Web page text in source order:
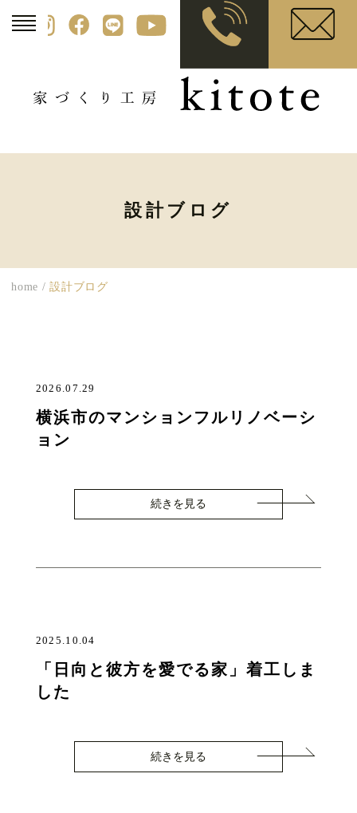
設計ブログ
home /設計ブログ
2026.07.29
横浜市のマンションフルリノベーシ
ョン
続きを見る
2025.10.04
「日向と彼方を愛でる家」着工しま
した
続きを見る